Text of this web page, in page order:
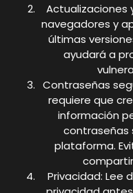
Actualizaciones
navegadores y
últimas
ayudará a
Contraseñas
requiere que
información
contraseñas
plataforma.
Privacidad: Lee